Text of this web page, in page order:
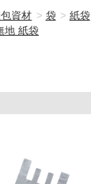
資材 > 袋 > 紙袋
地 紙袋